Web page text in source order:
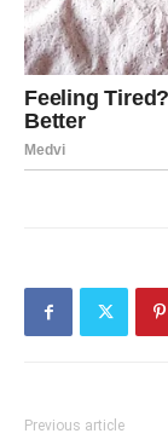
Previous article